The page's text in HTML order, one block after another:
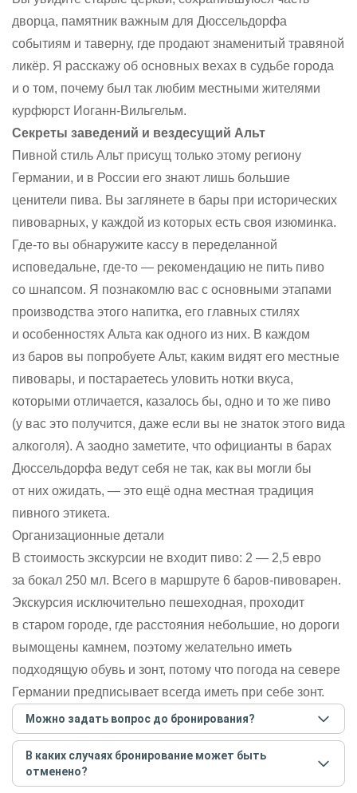
дворца, памятник важным для Дюссельдорфа
событиям и таверну, где продают знаменитый травяной
ликёр. Я расскажу об основных вехах в судьбе города
и о том, почему был так любим местными жителями
курфюрст Иоганн-Вильгельм.
Секреты заведений и вездесущий Альт
Пивной стиль Альт присущ только этому региону
Германии, и в России его знают лишь большие
ценители пива. Вы заглянете в бары при исторических
пивоварных, у каждой из которых есть своя изюминка.
Где-то вы обнаружите кассу в переделанной
исповедальне, где-то — рекомендацию не пить пиво
со шнапсом. Я познакомлю вас с основными этапами
производства этого напитка, его главных стилях
и особенностях Альта как одного из них. В каждом
из баров вы попробуете Альт, каким видят его местные
пивовары, и постараетесь уловить нотки вкуса,
которыми отличается, казалось бы, одно и то же пиво
(у вас это получится, даже если вы не знаток этого вида
алкоголя). А заодно заметите, что официанты в барах
Дюссельдорфа ведут себя не так, как вы могли бы
от них ожидать, — это ещё одна местная традиция
пивного этикета.
Организационные детали
В стоимость экскурсии не входит пиво: 2 — 2,5 евро
за бокал 250 мл. Всего в маршруте 6 баров-пивоварен.
Экскурсия исключительно пешеходная, проходит
в старом городе, где расстояния небольшие, но дороги
вымощены камнем, поэтому желательно иметь
подходящую обувь и зонт, потому что погода на севере
Германии предписывает всегда иметь при себе зонт.
Можно задать вопрос до бронирования?
Достаточно перейти по ссылке «Задать вопрос» и
написать гиду. Платить при этом не нужно. Сначала
согласуйте с гидом интересующие вас вопросы и после
этого бронируйте экскурсию.Задать вопрос.
В каких случаях бронирование может быть
отменено?